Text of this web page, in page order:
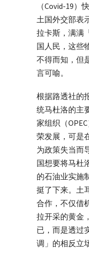
（Covid-19）
土国外交部表
拉卡斯，满满
国人民，这些
不得而知，但
言可喻。
根据路透社的
统马杜洛的主
家组织（
荣发展，可是
为政策失当而
国想要将马杜
的石油业实施
挺了下来。土
合作，不仅借
拉开采的黄金
已，而是透过
调」的相反立